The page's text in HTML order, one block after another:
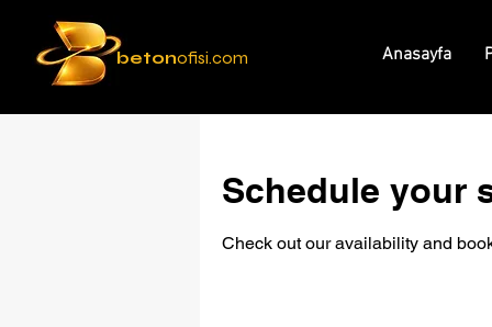
betonofisi.com Anasayfa
Schedule your
Check out our availability and